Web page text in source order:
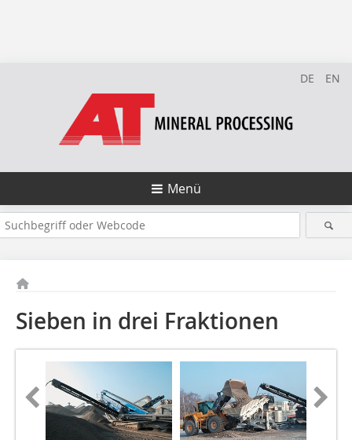
DE EN
Menü
Sieben in drei Fraktionen